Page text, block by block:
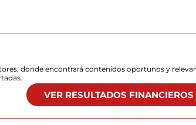
donde encontrará contenidos oportunos y
VER RESULTADOS FINANCIEROS